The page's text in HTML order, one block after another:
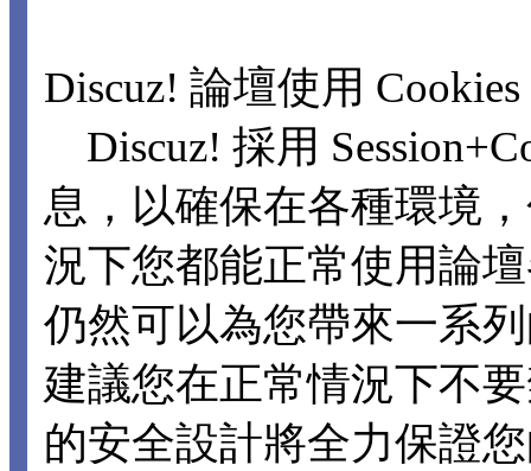
Discuz! 論壇使用
Discuz! 採用
息，以確保在各種環境
況下您都能正常使用論
仍然可以為您帶來一系
建議您在正常情況下不
的安全設計將全力保證